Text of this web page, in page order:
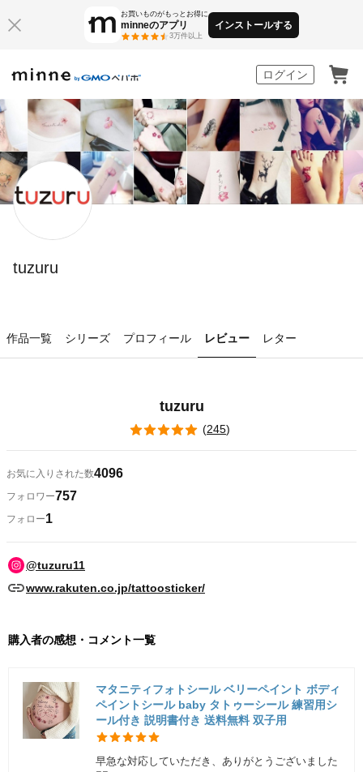
お買いものがもっとお得に
minneのアプリ
3万件以上
インストールする
ログイン
tuzuru
作品一覧 シリーズ プロフィール レビュー レター
tuzuru
(245)
お気に入りされた数4096
フォロワー757
フォロー1
@tuzuru11
www.rakuten.co.jp/tattoosticker/
購入者の感想・コメント一覧
マタニティフォトシール ベリーペイント ボディ
ペイントシール baby タトゥーシール 練習用シ
ール付き 説明書付き 送料無料 双子用
早急な対応していただき、ありがとうございました